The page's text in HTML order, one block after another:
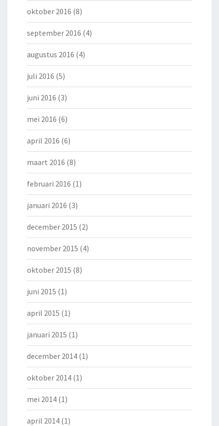
oktober 2016 (8)
september 2016 (4)
augustus 2016 (4)
juli 2016 (5)
juni 2016 (3)
mei 2016 (6)
april 2016 (6)
maart 2016 (8)
februari 2016 (1)
januari 2016 (3)
december 2015 (2)
november 2015 (4)
oktober 2015 (8)
juni 2015 (1)
april 2015 (1)
januari 2015 (1)
december 2014 (1)
oktober 2014 (1)
mei 2014 (1)
april 2014 (1)